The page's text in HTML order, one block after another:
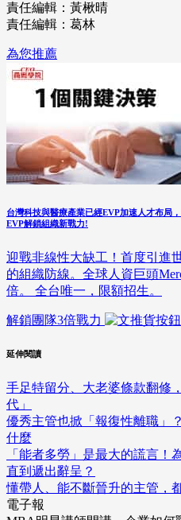
責任編輯：黃楸晴
責任編輯：葛林
為您推薦
台灣科技與醫療產業已經EVP加速人才布局
EVP解鎖組織新戰力!
迎戰非線性大缺工！首度引進
的組織防線。全球人資巨頭
倍。 全台唯一，限額招生。
解鎖團隊3倍戰力
延伸閱讀
手足特留分、大老婆條款翻修
代」
優秀主管也掀「報復性離職」
什麼
「能者多勞」是最大的謊言！
直到遞出辭呈？
懂帶人、能不斷晉升的主管，
電子報